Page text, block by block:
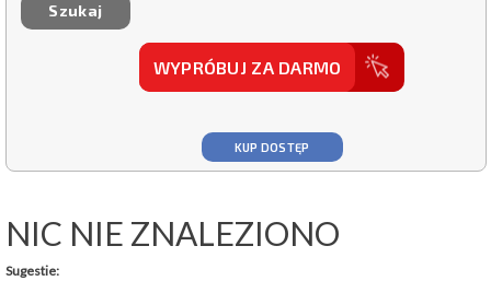
WYPRÓBUJ ZA DARMO
KUP DOSTĘP
NIC NIE ZNALEZIONO
Sugestie: